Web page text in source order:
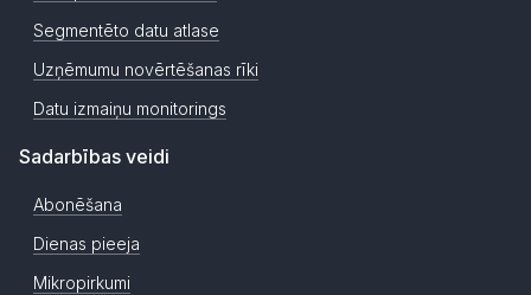
Segmentēto datu atlase
Uzņēmumu novērtēšanas rīki
Datu izmaiņu monitorings
Sadarbības veidi
Abonēšana
Dienas pieeja
Mikropirkumi